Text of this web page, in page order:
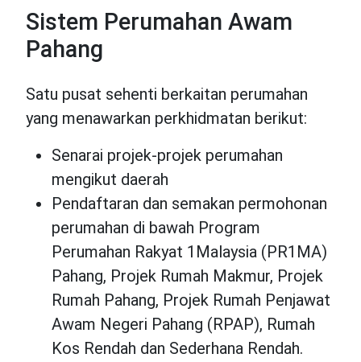
Sistem Perumahan Awam
Pahang
Satu pusat sehenti berkaitan perumahan
yang menawarkan perkhidmatan berikut:
Senarai projek-projek perumahan
mengikut daerah
Pendaftaran dan semakan permohonan
perumahan di bawah Program
Perumahan Rakyat 1Malaysia (PR1MA)
Pahang, Projek Rumah Makmur, Projek
Rumah Pahang, Projek Rumah Penjawat
Awam Negeri Pahang (RPAP), Rumah
Kos Rendah dan Sederhana Rendah.